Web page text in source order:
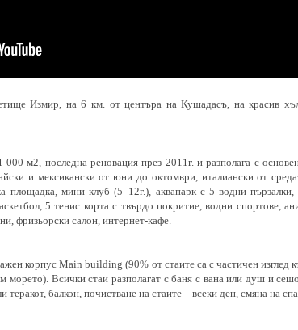
Измир, на 6 км. от центъра на Кушадасъ, на красив
м2, последна реновация през 2011г. и разполага с
и мексикански от юни до октомври, италиански от
площадка, мини клуб (5–12г.), аквапарк с 5 водни пързалки,
5 тенис корта с твърдо покритие, водни спортове,
фризьорски салон, интернет-кафе.
корпус Main building (90% от стаите са с частичен
морето). Всички стаи разполагат с баня с вана или душ и
балкон, почистване на стаите – всеки ден, смяна на